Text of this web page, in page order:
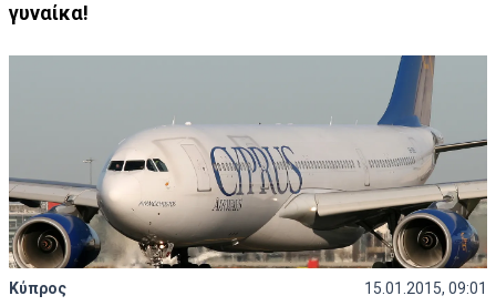
γυναίκα!
Κύπρος 15.01.2015, 09:01